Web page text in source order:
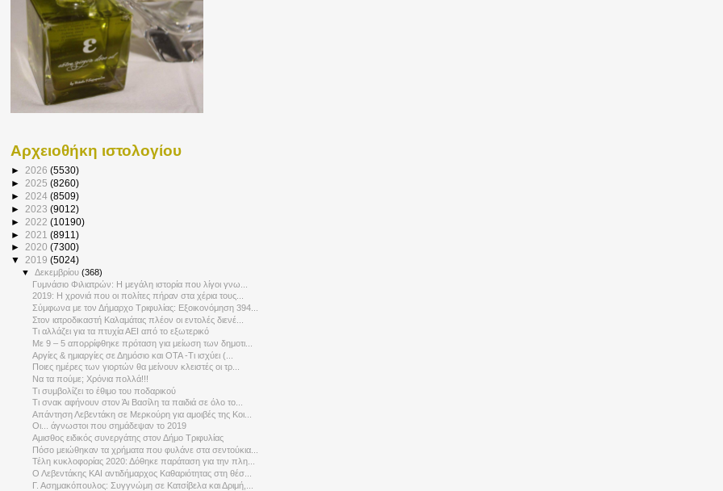
Αρχειοθήκη ιστολογίου
► 2026 (5530)
► 2025 (8260)
► 2024 (8509)
► 2023 (9012)
► 2022 (10190)
► 2021 (8911)
► 2020 (7300)
▼ 2019 (5024)
▼Δεκεμβρίου(368)
Γυμνάσιο Φιλιατρών: H μεγάλη ιστορία που λίγοι γνω...
2019: Η χρονιά που οι πολίτες πήραν στα χέρια τους...
Σύμφωνα με τον Δήμαρχο Τριφυλίας: Εξοικονόμηση 394...
Στον ιατροδικαστή Καλαμάτας πλέον οι εντολές διενέ...
Τι αλλάζει για τα πτυχία ΑΕΙ από το εξωτερικό
Με 9 – 5 απορρίφθηκε πρόταση για μείωση των δημοτι...
Αργίες & ημιαργίες σε Δημόσιο και ΟΤΑ -Τι ισχύει (...
Ποιες ημέρες των γιορτών θα μείνουν κλειστές οι τρ...
Να τα πούμε; Χρόνια πολλά!!!
Τι συμβολίζει το έθιμο του ποδαρικού
Τι σνακ αφήνουν στον Άι Βασίλη τα παιδιά σε όλο το...
Απάντηση Λεβεντάκη σε Μερκούρη για αμοιβές της Κοι...
Οι... άγνωστοι που σημάδεψαν τo 2019
Αμισθος ειδικός συνεργάτης στον Δήμο Τριφυλίας
Πόσο μειώθηκαν τα χρήματα που φυλάνε στα σεντούκια...
Τέλη κυκλοφορίας 2020: Δόθηκε παράταση για την πλη...
Ο Λεβεντάκης ΚΑΙ αντιδήμαρχος Καθαριότητας στη θέσ...
Γ. Ασημακόπουλος: Συγγνώμη σε Κατσίβελα και Δριμή,...